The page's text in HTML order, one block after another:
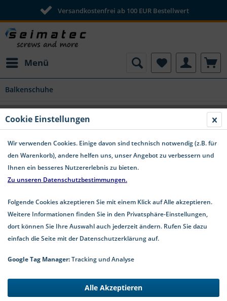
Versandkostenfrei ab 100 EUR Bestellwert
Menü
Balkenschuhe
Balkenschuh Typ A Links | Rechts Stahl
sendzimirverzinkt
52,34 € *
*inkl. MwSt.zzgl. Versandkosten
Cookie Einstellungen
Wir verwenden Cookies. Einige davon sind technisch notwendig (z.B. für
den Warenkorb), andere helfen uns, unser Angebot zu verbessern und
Ihnen ein besseres Nutzererlebnis zu bieten.
Zu unseren Datenschutzbestimmungen.
Folgende Cookies akzeptieren Sie mit einem Klick auf Alle akzeptieren.
Weitere Informationen finden Sie in den Privatsphäre-Einstellungen,
dort können Sie Ihre Auswahl auch jederzeit ändern. Rufen Sie dazu
einfach die Seite mit der Datenschutzerklärung auf.
Google Tag Manager:Tracking und Analyse
Alle Akzeptieren